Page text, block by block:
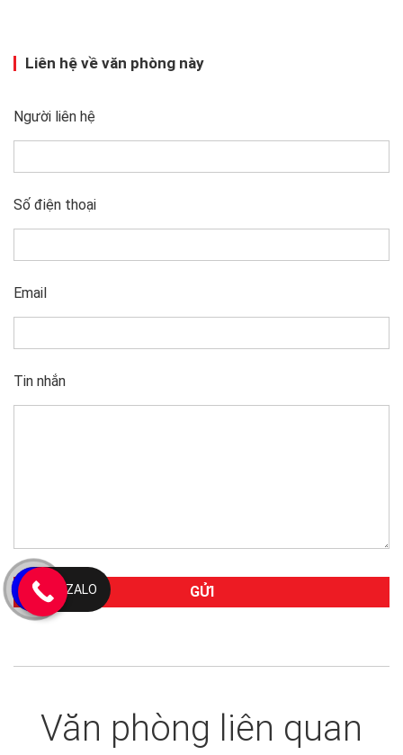
Liên hệ về văn phòng này
Người liên hệ
Số điện thoại
Email
Tin nhắn
Văn phòng liên quan
ZALO